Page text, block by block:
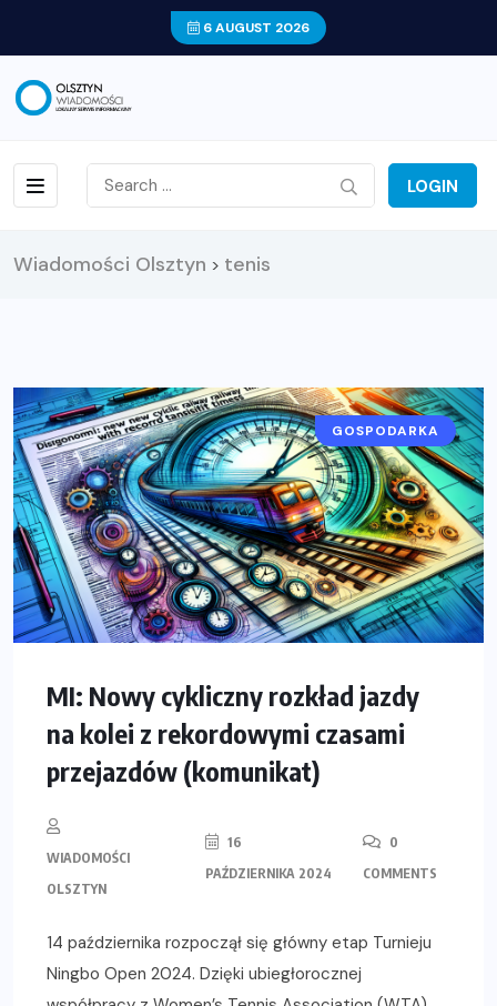
6 AUGUST 2026
LOGIN
Wiadomości Olsztyn > tenis
GOSPODARKA
MI: Nowy cykliczny rozkład jazdy
na kolei z rekordowymi czasami
przejazdów (komunikat)
WIADOMOŚCI
OLSZTYN
16
PAŹDZIERNIKA 2024
0
COMMENTS
14 października rozpoczął się główny etap Turnieju
Ningbo Open 2024. Dzięki ubiegłorocznej